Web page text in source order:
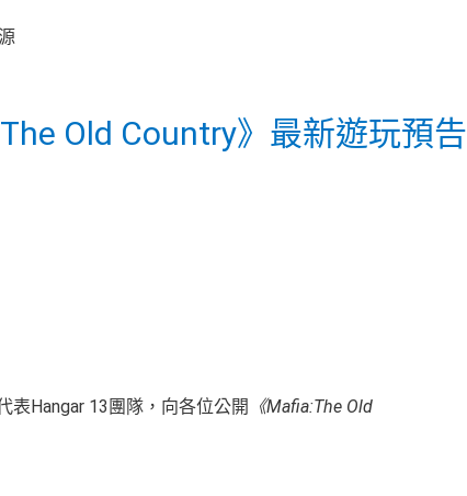
Old Country》最新遊玩預告
表Hangar 13團隊，向各位公開
《Mafia:The Old